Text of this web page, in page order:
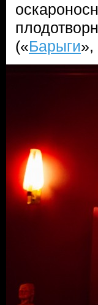
(«Барыги»,